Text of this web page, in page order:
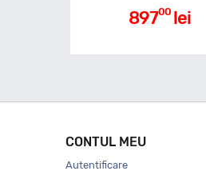
89700 lei
CONTUL MEU
Autentificare